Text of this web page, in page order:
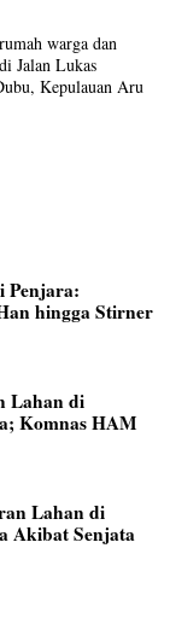
warga dan
Jalan Lukas
Kepulauan Aru
Penjara:
hingga Stirner
Lahan di
Komnas HAM
Lahan di
Akibat Senjata